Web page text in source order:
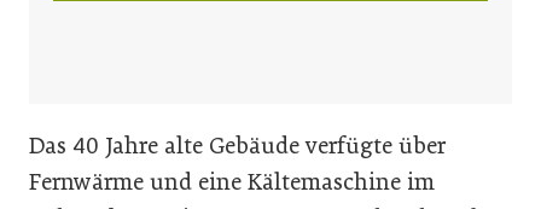
Das 40 Jahre alte Gebäude verfügte über
Fernwärme und eine Kältemaschine im